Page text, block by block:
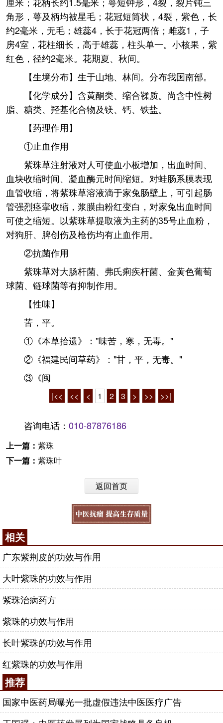
角形，萼及柄均被星毛；花冠短筒状，4裂，紫色，长
约2毫米，无毛；雄蕊4，长于花冠两倍；雌蕊1，子
房4室，花柱细长，高于雄蕊，柱头单一。小核果，紫
红色，径约2毫米。花期夏、秋间。
【生境分布】生于山地、林间。分布我国南部。
【化学成分】含黄酮类、缩合鞣质。尚含中性树
脂、糖类、羟基化合物及镁、钙、铁盐。
【药理作用】
①止血作用
紫珠草注射液对人可使血小板增加，出血时间、
血块收缩时间、凝血酶元时间缩短。对蛙肠系膜表现
血管收缩，将紫珠草溶液滴于家兔肠壁上，可引起肠
管强烈痉挛收缩，浆膜由粉红变白，对家兔出血时间
可使之缩短。以紫珠草提取液为主药的35号止血粉，
对狗肝、脾创伤及枪伤均有止血作用。
②抗菌作用
紫珠草对大肠杆菌、弗氏痢疾杆菌、金黄色葡萄
球菌、链球菌等有抑制作用。
【性味】
苦，平。
①《本草拾遗》："味苦，寒，无毒。"
②《福建民间草药》："甘，平，无毒。"
③《闽
|<< << < 1 2 3 > >> >>|
咨询电话： 010-87876186
上一篇： 紫珠
下一篇： 紫珠叶
返回首页
相关
广东紫荆皮的功效与作用
大叶紫珠的功效与作用
紫珠治病药方
紫珠的功效与作用
长叶紫珠的功效与作用
红紫珠的功效与作用
推荐
国家中医药局曝光一批虚假违法中医医疗广告